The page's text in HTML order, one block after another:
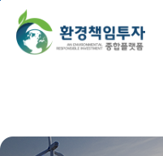
본문 바로가기